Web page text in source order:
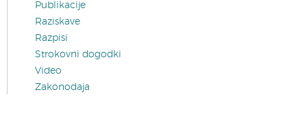
Publikacije
Raziskave
Razpisi
Strokovni dogodki
Video
Zakonodaja